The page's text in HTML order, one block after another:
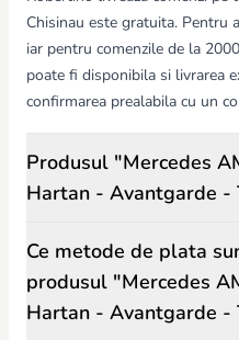
Chisinau este gratuita. Pentru
iar pentru comenzile de la
poate fi disponibila si livrarea
confirmarea prealabila cu un
Produsul "Mercedes
Hartan - Avantgarde -
Ce metode de plata
produsul "Mercedes
Hartan - Avantgarde -